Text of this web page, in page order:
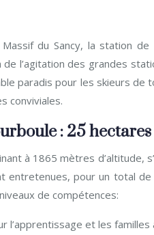
du Sancy, la station
l’agitation des grandes
paradis pour les skieurs
conviviales.
: 25
à 1865 mètres
entretenues, pour un total
de compétences:
l’apprentissage et les